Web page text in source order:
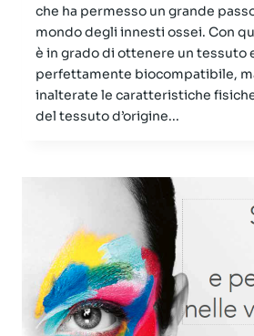
che ha permesso un grande
mondo degli innesti ossei. Con
è in grado di ottenere un tessuto
perfettamente biocompatibile,
inalterate le caratteristiche
del tessuto d’origine...